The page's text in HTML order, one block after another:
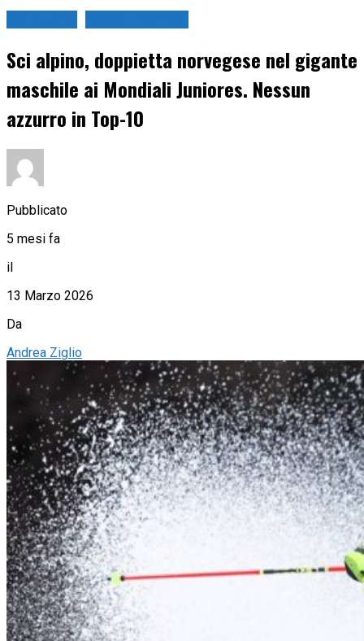
Sci alpino, doppietta norvegese nel gigante
maschile ai Mondiali Juniores. Nessun
azzurro in Top-10
Pubblicato
5 mesi fa
il
13 Marzo 2026
Da
Andrea Ziglio